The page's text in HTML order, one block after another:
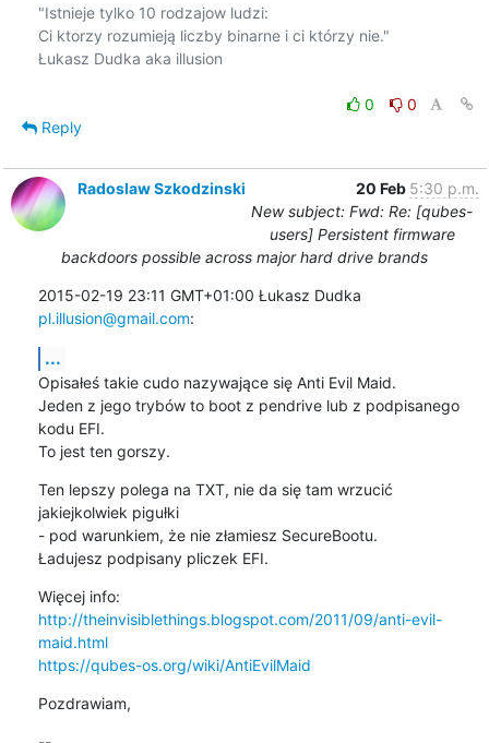
"Istnieje tylko 10 rodzajow ludzi:
Ci ktorzy rozumieją liczby binarne i ci którzy nie."
Łukasz Dudka aka illusion
0
0
Reply
Radoslaw Szkodzinski 20 Feb 5:30 p.m.
New subject: Fwd: Re: [qubes-
users] Persistent firmware
backdoors possible across major hard drive brands
pl.illusion@gmail.com:
...
Opisałeś takie cudo nazywające się Anti Evil Maid.
Jeden z jego trybów to boot z pendrive lub z podpisanego
kodu EFI.
To jest ten gorszy.
Ten lepszy polega na TXT, nie da się tam wrzucić
jakiejkolwiek pigułki
- pod warunkiem, że nie złamiesz SecureBootu.
Ładujesz podpisany pliczek EFI.
http://theinvisiblethings.blogspot.com/2011/09/anti-evil-
maid.html
https://qubes-os.org/wiki/AntiEvilMaid
Pozdrawiam,